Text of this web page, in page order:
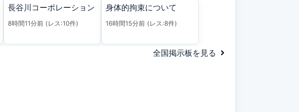
長谷川コーポレーション
8時間11分前 (レス:10件)
身体的拘束について
16時間15分前 (レス:8件)
全国掲示板を見る